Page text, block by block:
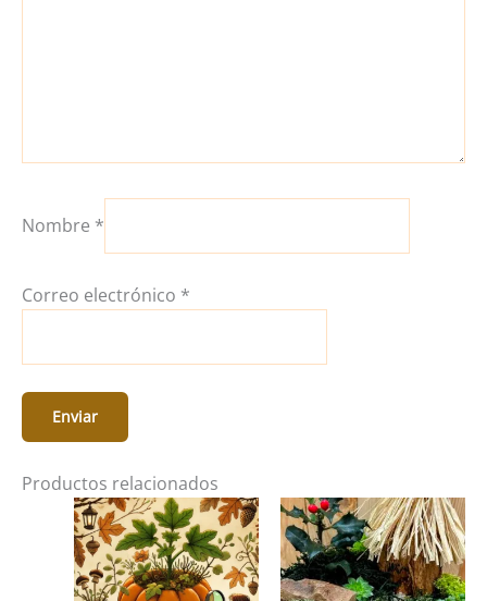
Nombre *
Correo electrónico *
Productos relacionados